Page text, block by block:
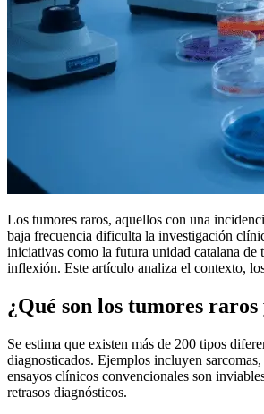
Los tumores raros, aquellos con una
baja frecuencia dificulta la investigación
iniciativas como la futura unidad catalana
inflexión. Este artículo analiza el contexto,
¿Qué son los tumores
Se estima que existen más de 200 tipos
diagnosticados. Ejemplos incluyen
ensayos clínicos convencionales son
retrasos diagnósticos.